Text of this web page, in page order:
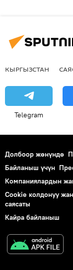
КЫРГЫЗСТАН
Telegram
Долбоор жөнүндө
Байланыш үчүн
Компаниялардын
Cookie колдонуу
саясаты
Кайра байланыш